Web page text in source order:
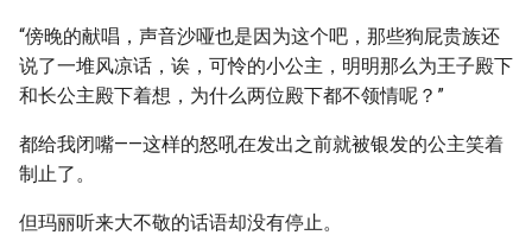
“傍晚的献唱，声音沙哑也是因为这个吧，那些狗屁贵族还
说了一堆风凉话，诶，可怜的小公主，明明那么为王子殿下
和长公主殿下着想，为什么两位殿下都不领情呢？”
都给我闭嘴——这样的怒吼在发出之前就被银发的公主笑着
制止了。
但玛丽听来大不敬的话语却没有停止。